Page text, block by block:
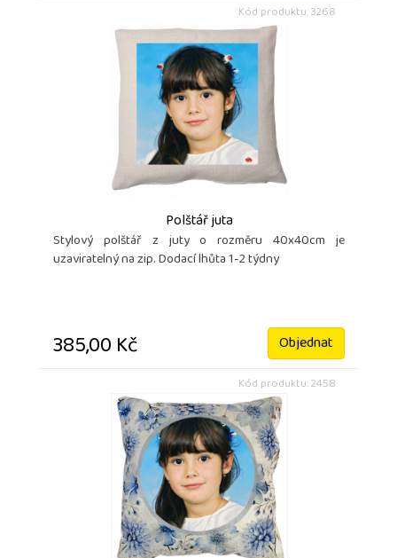
Kód produktu: 3268
Polštář juta
Stylový polštář z juty o rozměru 40x40cm je
uzaviratelný na zip. Dodací lhůta 1-2 týdny
385,00 Kč Objednat
Kód produktu: 2458